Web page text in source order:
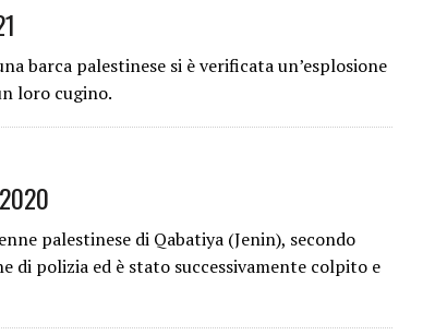
barca palestinese si è verificata un’esplosione
loro cugino.
palestinese di Qabatiya (Jenin), secondo
polizia ed è stato successivamente colpito e